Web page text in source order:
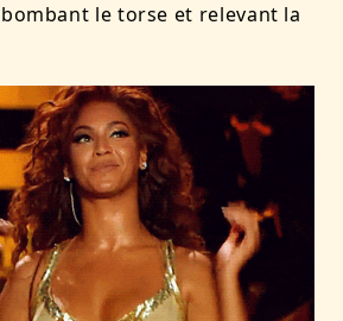
le torse et relevant la